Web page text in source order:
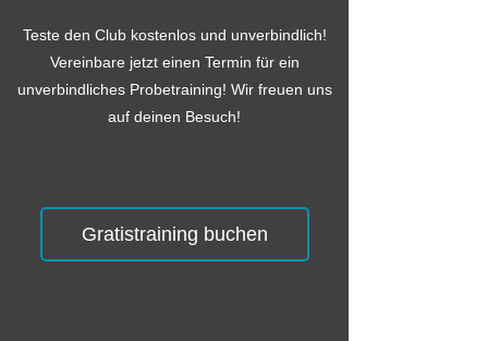
Teste den Club kostenlos und unverbindlich!
Vereinbare jetzt einen Termin für ein
unverbindliches Probetraining! Wir freuen uns
auf deinen Besuch!
Gratistraining buchen